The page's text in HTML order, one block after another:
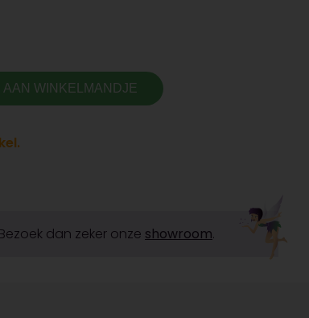
WINKELMANDJE
dan zeker onze showroom.